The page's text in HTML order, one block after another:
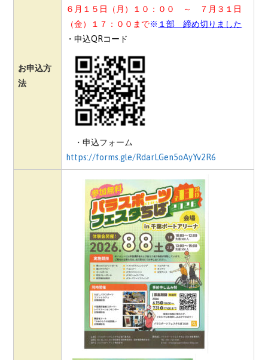
お申込方
法
６月１５日（月）１０：００ ～ ７月３１日
（金）１７：００まで※ １部 締め切りました
・申込QRコード
・申込フォーム
https://forms.gle/RdarLGen5oAyYv2R6